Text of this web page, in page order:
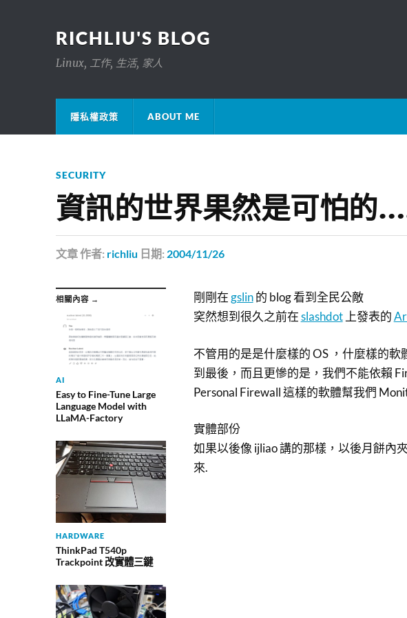
RICHLIU'S BLOG
Linux, 工作, 生活, 家人
隱私權政策 ABOUT ME
SECURITY
資訊的世界果然是可怕的
文章作者: richliu 日期: 2004/11/26
相關內容 →
AI
Easy to Fine-Tune Large
Language Model with
LLaMA-Factory
HARDWARE
ThinkPad T540p
Trackpoint 改實體三鍵
剛剛在 gslin的 blog 看到全民公敵
穾然想到很久之前在slashdot上發表的
不管用的是是什麼樣的 OS ，什麼樣的
到最後，而且更慘的是，我們不能依賴
Personal Firewall 這樣的軟體幫我們
實體部份
如果以後像 ijliao 講的那樣，以後月餅內
來.